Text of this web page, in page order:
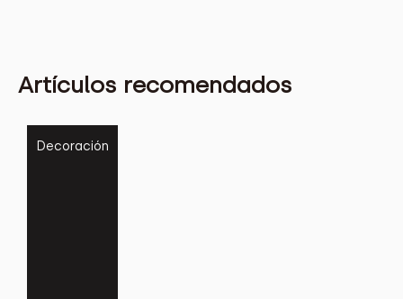
Artículos recomendados
Decoración